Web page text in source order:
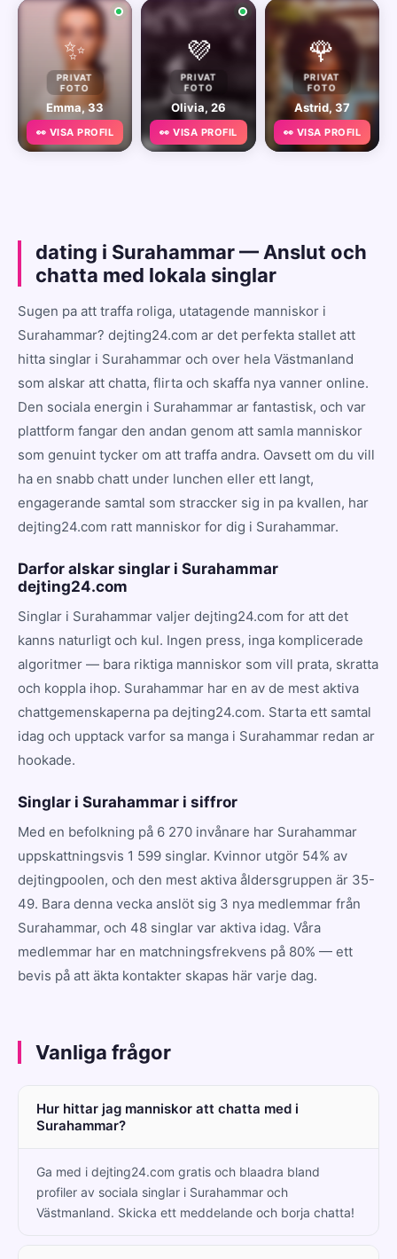
✨
PRIVAT
FOTO
Emma, 33
👀 VISA PROFIL
💜
PRIVAT
FOTO
Olivia, 26
👀 VISA PROFIL
🌹
PRIVAT
FOTO
Astrid, 37
👀 VISA PROFIL
dating i Surahammar — Anslut och
chatta med lokala singlar
Sugen pa att traffa roliga, utatagende manniskor i
Surahammar? dejting24.com ar det perfekta stallet att
hitta singlar i Surahammar och over hela Västmanland
som alskar att chatta, flirta och skaffa nya vanner online.
Den sociala energin i Surahammar ar fantastisk, och var
plattform fangar den andan genom att samla manniskor
som genuint tycker om att traffa andra. Oavsett om du vill
ha en snabb chatt under lunchen eller ett langt,
engagerande samtal som straccker sig in pa kvallen, har
dejting24.com ratt manniskor for dig i Surahammar.
Darfor alskar singlar i Surahammar
dejting24.com
Singlar i Surahammar valjer dejting24.com for att det
kanns naturligt och kul. Ingen press, inga komplicerade
algoritmer — bara riktiga manniskor som vill prata, skratta
och koppla ihop. Surahammar har en av de mest aktiva
chattgemenskaperna pa dejting24.com. Starta ett samtal
idag och upptack varfor sa manga i Surahammar redan ar
hookade.
Singlar i Surahammar i siffror
Med en befolkning på 6 270 invånare har Surahammar
uppskattningsvis 1 599 singlar. Kvinnor utgör 54% av
dejtingpoolen, och den mest aktiva åldersgruppen är 35-
49. Bara denna vecka anslöt sig 3 nya medlemmar från
Surahammar, och 48 singlar var aktiva idag. Våra
medlemmar har en matchningsfrekvens på 80% — ett
bevis på att äkta kontakter skapas här varje dag.
Vanliga frågor
Hur hittar jag manniskor att chatta med i
Surahammar?
Ga med i dejting24.com gratis och blaadra bland
profiler av sociala singlar i Surahammar och
Västmanland. Skicka ett meddelande och borja chatta!